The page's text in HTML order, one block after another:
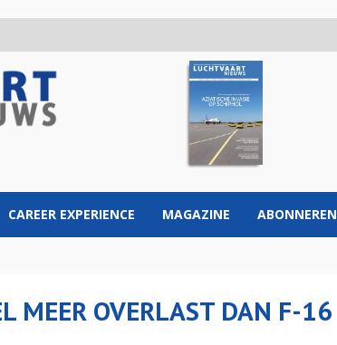
CAREER EXPERIENCE MAGAZINE ABONNEREN
MEER OVERLAST DAN F-16